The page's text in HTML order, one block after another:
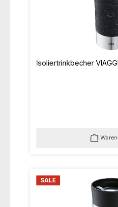
Isoliertrinkbecher
SALE